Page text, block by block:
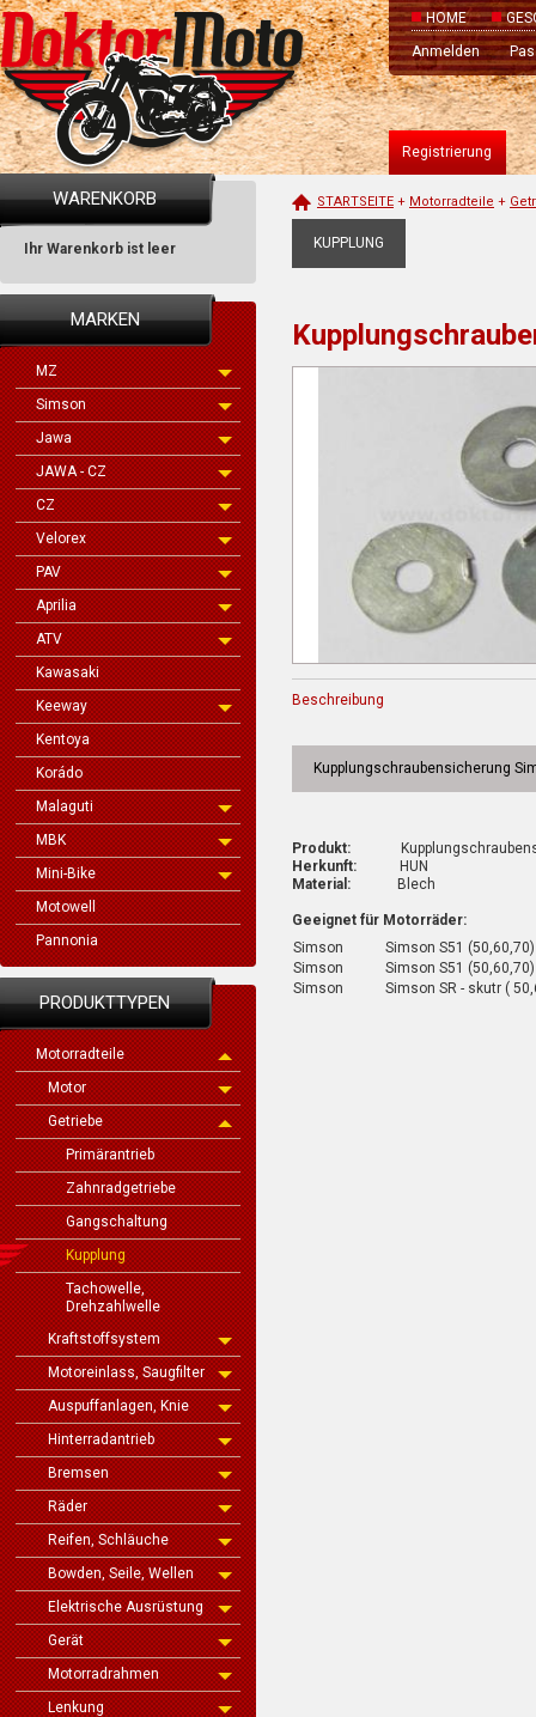
HOME
Anmelden
Registrierung
WARENKORB
Ihr Warenkorb ist leer
MARKEN
MZ
Simson
Jawa
JAWA - CZ
CZ
Velorex
PAV
Aprilia
ATV
Kawasaki
Keeway
Kentoya
Korádo
Malaguti
MBK
Mini-Bike
Motowell
Pannonia
PRODUKTTYPEN
Motorradteile
Motor
Getriebe
Primärantrieb
Zahnradgetriebe
Gangschaltung
Kupplung
Tachowelle,
Drehzahlwelle
Kraftstoffsystem
Motoreinlass, Saugfilter
Auspuffanlagen, Knie
Hinterradantrieb
Bremsen
Räder
Reifen, Schläuche
Bowden, Seile, Wellen
Elektrische Ausrüstung
Gerät
Motorradrahmen
Lenkung
STARTSEITE + Motorradteile +
KUPPLUNG
Beschreibung
Kupplungschraubensicherung
Produkt:
Herkunft: HUN
Material: Blech
Geeignet für Motorräder:
Simson
Simson S51 (50,60,70)
Simson
Simson S51 (50,60,70)
Simson
Simson SR - skutr